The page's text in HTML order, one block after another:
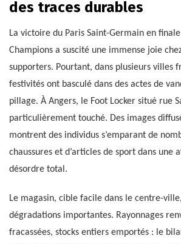
des traces durables
La victoire du Paris Saint-Germain en
Champions a suscité une immense joie
supporters. Pourtant, dans plusieurs villes
festivités ont basculé dans des actes de
pillage. À Angers, le Foot Locker situé rue
particulièrement touché. Des images
montrent des individus s’emparant de
chaussures et d’articles de sport dans une
désordre total.
Le magasin, cible facile dans le centre-
dégradations importantes. Rayonnages
fracassées, stocks entiers emportés : le